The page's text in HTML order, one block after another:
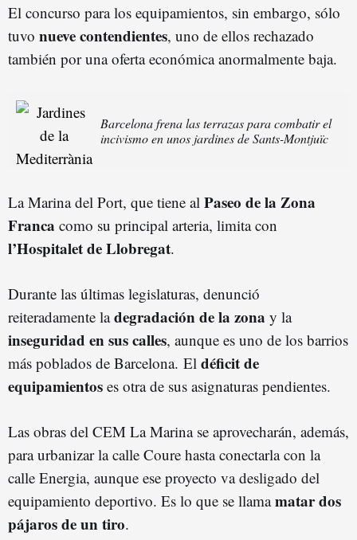
El concurso para los equipamientos, sin embargo, sólo
tuvo nueve contendientes, uno de ellos rechazado
también por una oferta económica anormalmente baja.
Barcelona frena las terrazas para combatir el
incivismo en unos jardines de Sants-Montjuïc
La Marina del Port, que tiene al Paseo de la Zona
Franca como su principal arteria, limita con
l’Hospitalet de Llobregat.
Durante las últimas legislaturas, denunció
reiteradamente ladegradación de la zona y la
inseguridad en sus calles, aunque es uno de los barrios
más poblados de Barcelona. El déficit de
equipamientos es otra de sus asignaturas pendientes.
Las obras del CEM La Marina se aprovecharán, además,
para urbanizar la calle Coure hasta conectarla con la
calle Energia, aunque ese proyecto va desligado del
equipamiento deportivo. Es lo que se llamamatar dos
pájaros de un tiro.